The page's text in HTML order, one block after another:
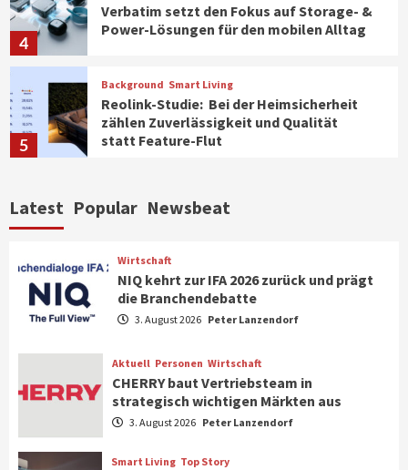
4
Verbatim setzt den Fokus auf Storage- &
Power-Lösungen für den mobilen Alltag
5
Background Smart Living
Reolink-Studie: Bei der Heimsicherheit
zählen Zuverlässigkeit und Qualität
statt Feature-Flut
IFA App 2026 als Download für iPhone und
7
Aktuell Background TV/Video
Samsung Smart TV Line-up erhält erneut
1
Wirtschaft
NIQ kehrt zur IFA 2026 zurück und prägt
die Branchendebatte
Latest Popular Newsbeat
Wirtschaft
NIQ kehrt zur IFA 2026 zurück und prägt
die Branchendebatte
3. August 2026 Peter Lanzendorf
Aktuell Personen Wirtschaft
CHERRY baut Vertriebsteam in
strategisch wichtigen Märkten aus
3. August 2026 Peter Lanzendorf
Smart Living Top Story